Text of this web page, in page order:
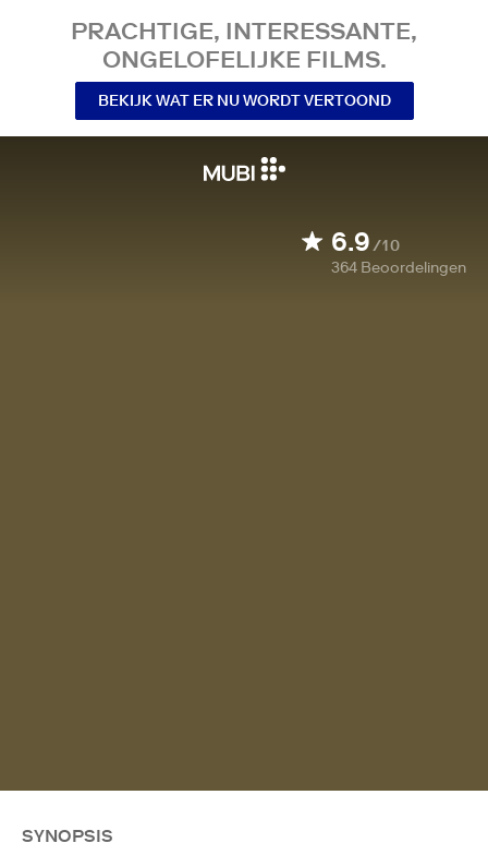
PRACHTIGE, INTERESSANTE,
ONGELOFELIJKE FILMS.
BEKIJK WAT ER NU WORDT VERTOOND
6.9/10
364 Beoordelingen
SYNOPSIS